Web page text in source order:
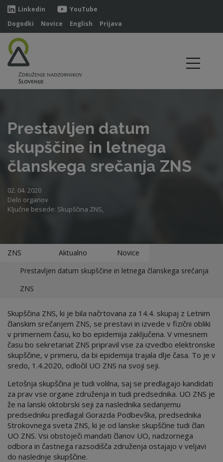
Linkedin
YouTube
Dogodki
Novice English Prijava
Prestavljen datum
skupščine in letnega
članskega srečanja ZNS
02. 04. 2020
Delo organov
Ključne besede: Skupščina ZNS,
ZNS Aktualno
Novice
Prestavljen datum skupščine in letnega članskega srečanja
ZNS
Skupščina ZNS, ki je bila načrtovana za 14.4. skupaj z Letnim
članskim srečanjem ZNS, se prestavi in izvede v fizični obliki
v primernem času, ko bo epidemija zaključena. V vmesnem
času bo sekretariat ZNS pripravil vse za izvedbo elektronske
skupščine, v primeru, da bi epidemija trajala dlje časa. To je v
sredo, 1.4.2020, odločil UO ZNS na svoji seji.
Letošnja skupščina je tudi volilna, saj se predlagajo kandidati
za prav vse organe združenja in tudi predsednika. UO ZNS je
že na lanski oktobrski seji za naslednika sedanjemu
predsedniku predlagal Gorazda Podbevška, predsednika
Strokovnega sveta ZNS, ki je od lanske skupščine tudi član
UO ZNS. Vsi obstoječi mandati članov UO, nadzornega
odbora in častnega razsodišča združenja ostajajo v veljavi
do naslednje skupščine.